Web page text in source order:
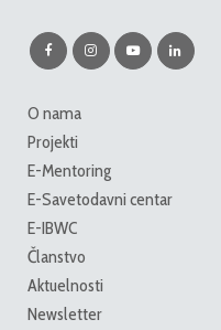
O nama
Projekti
E-Mentoring
E-Savetodavni centar
E-IBWC
Članstvo
Aktuelnosti
Newsletter